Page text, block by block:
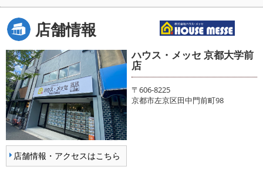
店舗情報
店舗情報・アクセスはこちら
ハウス・メッセ 京都大学前
店
〒606-8225
京都市左京区田中門前町98